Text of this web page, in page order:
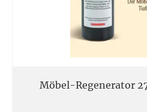
Möbel-Regenerator